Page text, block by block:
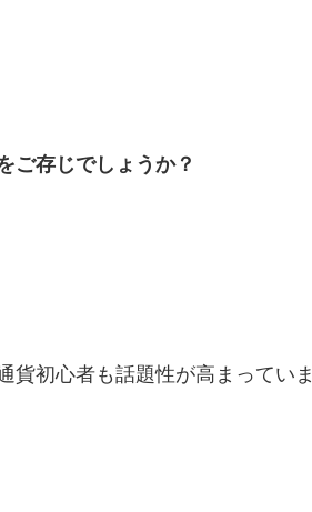
ご存じでしょうか？
貨初心者も話題性が高まっていま